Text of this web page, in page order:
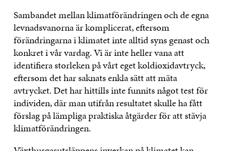
Sambandet mellan klimatförändringen och de egna
levnadsvanorna är komplicerat, eftersom
förändringarna i klimatet inte alltid syns genast och
konkret i vår vardag. Vi är inte heller vana att
identifiera storleken på vårt eget koldioxidavtryck,
eftersom det har saknats enkla sätt att mäta
avtrycket. Det har hittills inte funnits något test för
individen, där man utifrån resultatet skulle ha fått
förslag på lämpliga praktiska åtgärder för att stävja
klimatförändringen.